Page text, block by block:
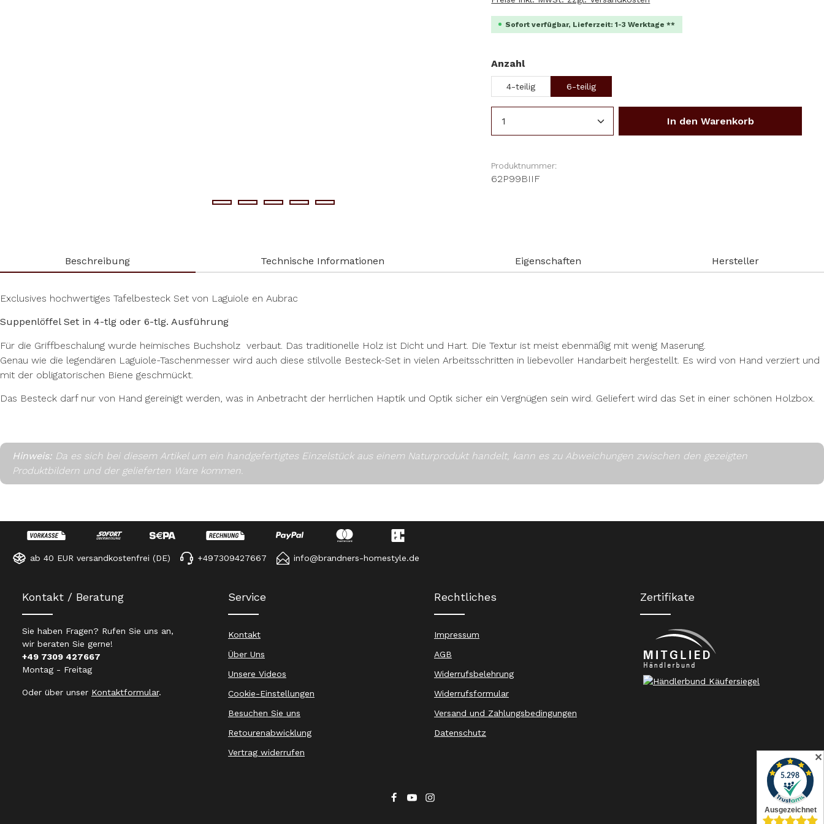
Sofort verfügbar, Lieferzeit: 1-3 Werktage **
Anzahlauswählen
4-teilig 6-teilig
Produkt Anzahl: Gib den gewünschten Wert
In den Warenkorb
Produktnummer:
62P99BIIF
Beschreibung Technische Informationen Eigenschaften Hersteller
Exclusives hochwertiges Tafelbesteck Set von Laguiole en Aubrac
Suppenlöffel Set in 4-tlg oder 6-tlg. Ausführung
Für die Griffbeschalung wurde heimisches Buchsholz verbaut. Das traditionelle Holz ist Dicht und Hart. Die Textur ist meist ebenmäßig mit wenig Maserung.
Genau wie die legendären Laguiole-Taschenmesser wird auch diese stilvolle Besteck-Set in vielen Arbeitsschritten in liebevoller Handarbeit hergestellt. Es wird von Hand verziert und
mit der obligatorischen Biene geschmückt.
Das Besteck darf nur von Hand gereinigt werden, was in Anbetracht der herrlichen Haptik und Optik sicher ein Vergnügen sein wird. Geliefert wird das Set in einer schönen Holzbox.
Hinweis: Da es sich bei diesem Artikel um ein handgefertigtes Einzelstück aus einem Naturprodukt handelt, kann es zu Abweichungen zwischen den gezeigten
Produktbildern und der gelieferten Ware kommen.
ab 40 EUR versandkostenfrei (DE) +497309427667 info@brandners-homestyle.de
Kontakt / Beratung
Sie haben Fragen? Rufen Sie uns an,
wir beraten Sie gerne!
+49 7309 427667
Montag - Freitag
Oder über unser Kontaktformular.
Service
Kontakt
Über Uns
Unsere Videos
Cookie-Einstellungen
Besuchen Sie uns
Retourenabwicklung
Vertrag widerrufen
Rechtliches
Impressum
AGB
Widerrufsbelehrung
Widerrufsformular
Versand und Zahlungsbedingungen
Datenschutz
Zertifikate
✕